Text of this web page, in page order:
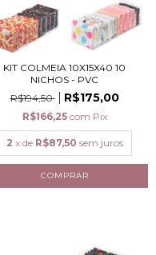
KIT COLMEIA 10X15X40 10
NICHOS - PVC
R$194,50
R$175,00
R$166,25 com Pix
2 x de R$87,50 sem juros